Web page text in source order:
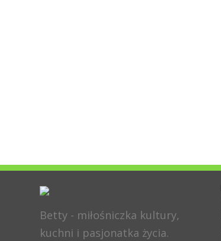
Betty - miłośniczka kultury,
kuchni i pasjonatka życia.